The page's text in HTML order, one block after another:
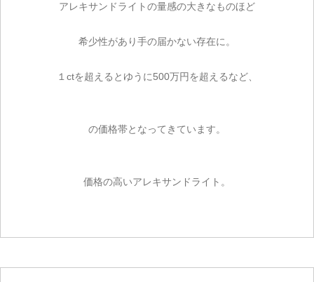
アレキサンドライトの量感の大きなものほど
希少性があり手の届かない存在に。
１ctを超えるとゆうに500万円を超えるなど、
の価格帯となってきています。
価格の高いアレキサンドライト。